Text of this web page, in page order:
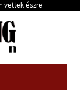
vettek észre